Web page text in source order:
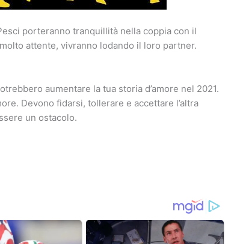
porteranno tranquillità nella coppia con il
attente, vivranno lodando il loro partner.
aumentare la tua storia d’amore nel 2021.
Devono fidarsi, tollerare e accettare l’altra
un ostacolo.